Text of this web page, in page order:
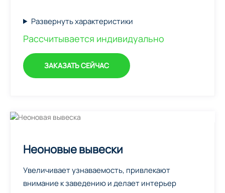
Развернуть характеристики
Рассчитывается индивидуально
ЗАКАЗАТЬ СЕЙЧАС
Неоновые вывески
Увеличивает узнаваемость, привлекают
внимание к заведению и делает интерьер